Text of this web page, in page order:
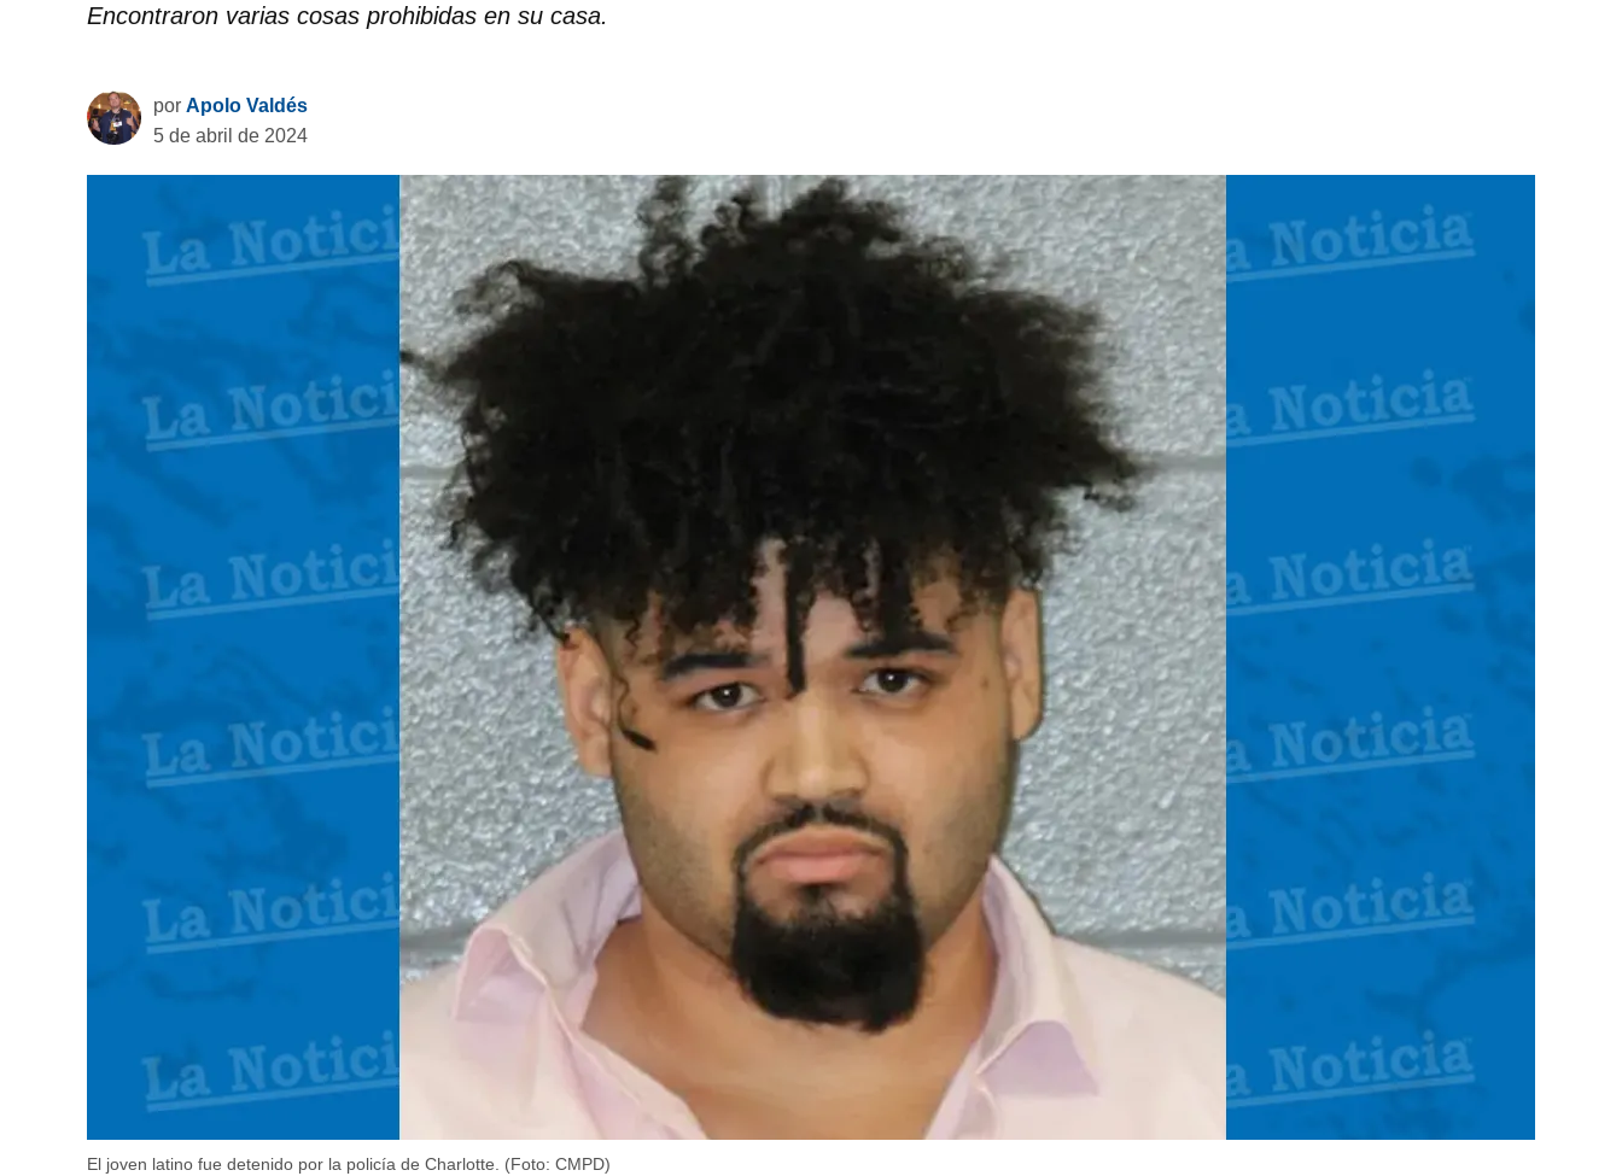
Encontraron varias cosas prohibidas en su casa.
por Apolo Valdés
5 de abril de 2024
El joven latino fue detenido por la policía de Charlotte. (Foto: CMPD)